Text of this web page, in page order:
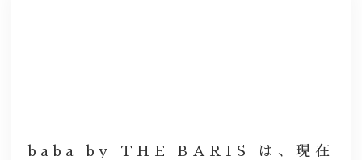
baba by THE BARIS は、現在